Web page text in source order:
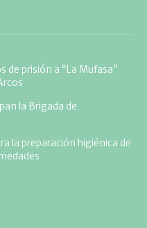
de prisión a “La Mufasa”
la Brigada de
la preparación higiénica de